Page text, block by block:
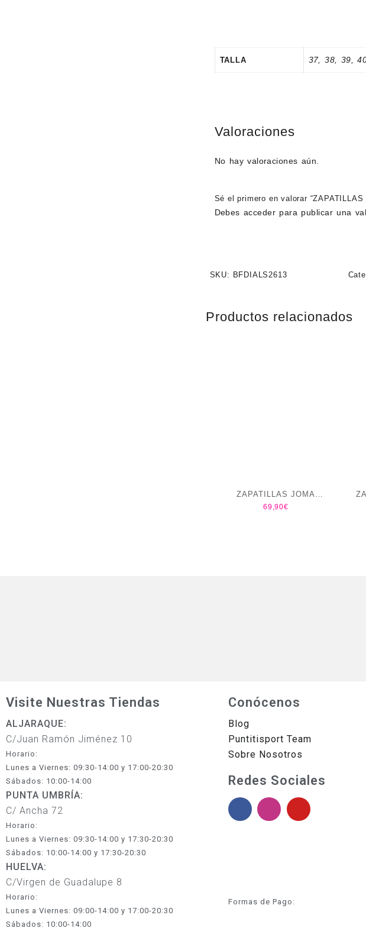
TALLA 37,38, 39,
Valoraciones
No hay valoraciones aún.
Sé el primero en valorar
Debes acceder para publicar una
SKU: BFDIALS2613
Productos relacionados
ZAPATILLAS JOMA
SIERRA 2623 HOMBRE
69,90€
Visite Nuestras Tiendas
ALJARAQUE:
C/Juan Ramón Jiménez 10
Horario:
Lunes a Viernes: 09:30-14:00 y 17:00-20:30
Sábados: 10:00-14:00
PUNTA UMBRÍA:
C/ Ancha 72
Horario:
Lunes a Viernes: 09:30-14:00 y 17:30-20:30
Sábados: 10:00-14:00 y 17:30-20:30
HUELVA:
C/Virgen de Guadalupe 8
Horario:
Lunes a Viernes: 09:00-14:00 y 17:00-20:30
Sábados: 10:00-14:00
Conócenos
Blog
Puntitisport Team
Sobre Nosotros
Redes Sociales
Formas de Pago: